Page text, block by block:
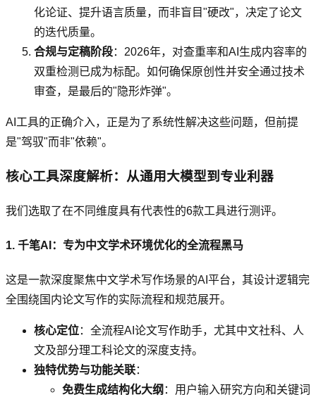
化论证、提升语言质量，而非盲目"硬改"，决定了论文
的迭代质量。
合规与定稿阶段：2026年，对查重率和AI生成内容率的
双重检测已成为标配。如何确保原创性并安全通过技术
审查，是最后的"隐形炸弹"。
AI工具的正确介入，正是为了系统性解决这些问题，但前提
是"驾驭"而非"依赖"。
核心工具深度解析：从通用大模型到专业利器
我们选取了在不同维度具有代表性的6款工具进行测评。
1. 千笔AI：专为中文学术环境优化的全流程黑马
这是一款深度聚焦中文学术写作场景的AI平台，其设计逻辑完
全围绕国内论文写作的实际流程和规范展开。
核心定位：全流程AI论文写作助手，尤其中文社科、人
文及部分理工科论文的深度支持。
独特优势与功能关联：
免费生成结构化大纲 ：用户输入研究方向和关键词